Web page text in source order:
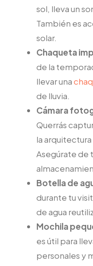
sol, lleva un
También es
solar.
Chaqueta
de la
llevar una
de lluvia.
Cámara
Querrás
la
Asegúrate de
Botella de
durante tu
de agua
Mochila
es útil para
personales y